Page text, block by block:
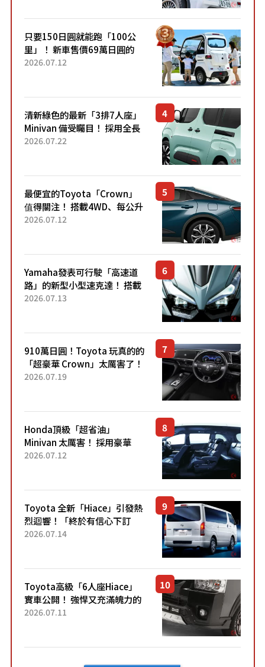
只要150日圓就能跑「100公
里」！ 新車售價69萬日圓的
「3人座」Trike大受歡迎！ 順
2026.07.12
清新綠色的最新「3排7人座」
Minivan 備受矚目！ 採用全長
4.7公尺剛剛好的車身尺寸與
2026.07.22
最便宜的Toyota「Crown」
值得關注！ 搭載4WD、每公升
22.4公里低油耗表現超亮眼！
2026.07.12
Yamaha發表可行駛「高速道
路」的新型小型速克達！ 搭載
能享受超強勁「渦輪感」的動
2026.07.13
910萬日圓！Toyota 玩真的的
「超豪華 Crown」太厲害了！
採用由「匠人技藝」打造的
2026.07.19
Honda頂級「超省油」
Minivan 太厲害！ 採用豪華
「真皮座椅」與專屬「黑色內
「三...
2026.07.12
Toyota 全新「Hiace」引發熱
烈迴響！「終於有信心下訂
了！」「哪個等級交車最
車？...
2026.07.14
Toyota高級「6人座Hiace」
實車公開！ 強悍又充滿魄力的
「全黑設計」搭配特別「豪華
2026.07.11